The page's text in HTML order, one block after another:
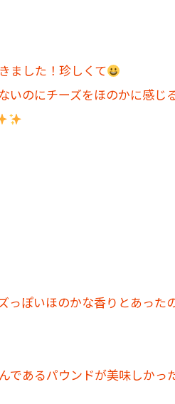
ました！珍しくて
いのにチーズをほのかに感じ
ぽいほのかな香りとあったの
であるパウンドが美味しかっ